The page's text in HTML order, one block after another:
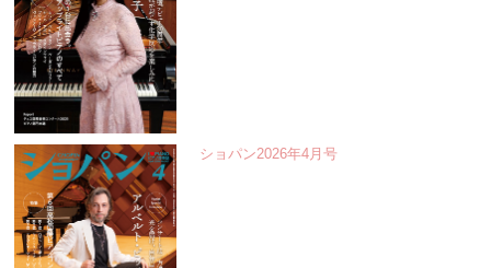
ショパン2026年4月号